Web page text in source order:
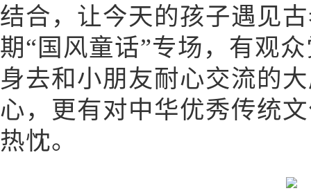
结合，让今天的孩子遇见
期“国风童话”专场，有观
身去和小朋友耐心交流的
心，更有对中华优秀传统
热忱。